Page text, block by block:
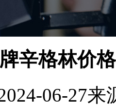
辛格林价
06-27来